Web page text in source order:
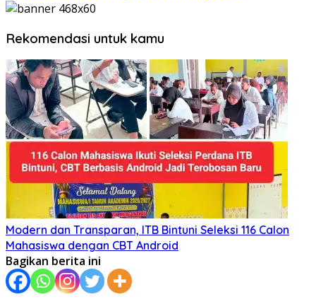
Rekomendasi untuk kamu
Modern dan Transparan, ITB Bintuni Seleksi 116 Calon
Mahasiswa dengan CBT Android
Bagikan berita ini